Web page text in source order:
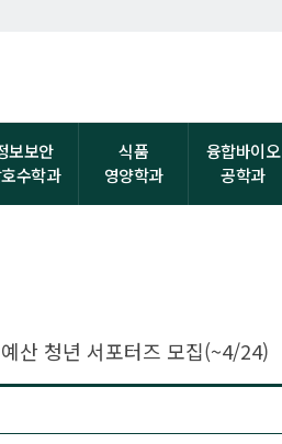
보보안
수학과
식품
영양학과
융합바이오
공학과
산 청년 서포터즈 모집(~4/24)